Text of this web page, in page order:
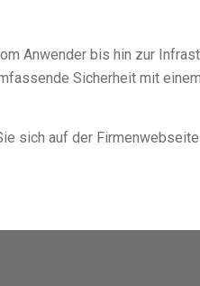
Anwender bis hin zur
Sicherheit mit
sich auf der Firmenwebseite